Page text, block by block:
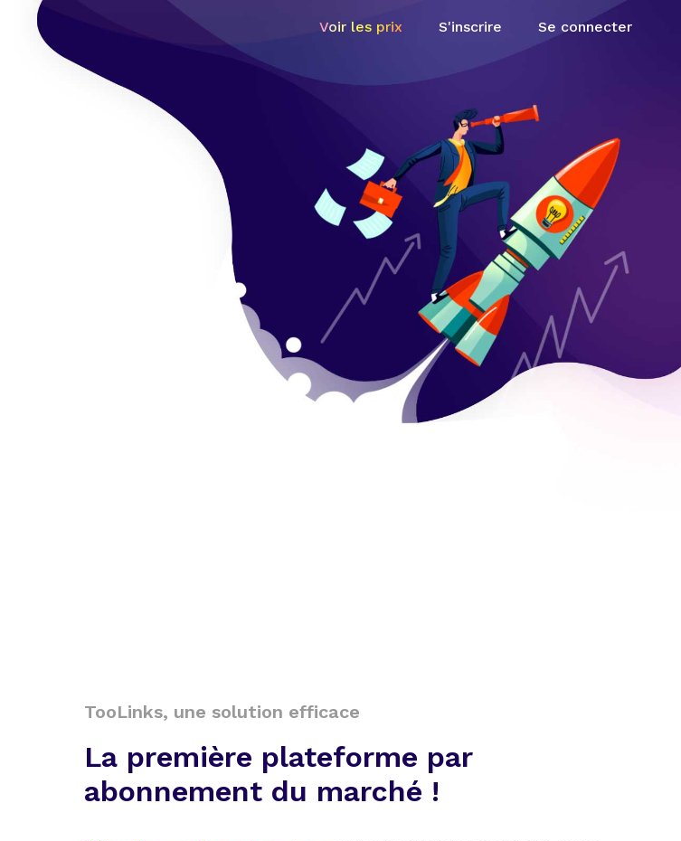
Voir les prix S'inscrire Se connecter
TooLinks, une solution efficace
La première plateforme par
abonnement du marché !